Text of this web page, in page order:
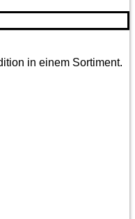
in einem Sortiment.